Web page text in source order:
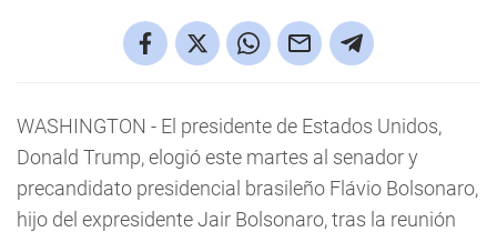
WASHINGTON - El presidente de Estados Unidos,
Donald Trump, elogió este martes al senador y
precandidato presidencial brasileño Flávio Bolsonaro,
hijo del expresidente Jair Bolsonaro, tras la reunión